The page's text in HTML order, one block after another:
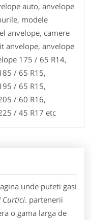
auto, anvelope
modele
anvelope, camere
anvelope, anvelope
175 / 65 R14,
/ 65 R15,
/ 65 R15,
/ 60 R16,
/ 45 R17 etc
unde puteti gasi
Curtici. partenerii
o gama larga de